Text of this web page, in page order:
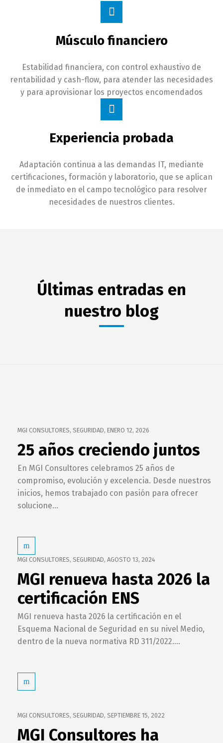
Músculo financiero
Estabilidad financiera, con control exhaustivo de
rentabilidad y cash-flow, para atender las necesidades
y para aprovisionar los proyectos encomendados
Experiencia probada
Adaptación continua a las demandas IT, mediante
certificaciones, formación y laboratorio, que se aplican
de inmediato en el campo tecnológico para resolver
necesidades de nuestros clientes.
Últimas entradas en
nuestro blog
MGI CONSULTORES, SEGURIDAD, ENERO 12, 2026
25 años creciendo juntos
En MGI Consultores celebramos 25 años de
compromiso, evolución y excelencia. Desde nuestros
inicios, hemos trabajado con pasión para ofrecer
solucione...
MGI CONSULTORES, SEGURIDAD, AGOSTO 13, 2024
MGI renueva hasta 2026 la
certificación ENS
MGI renueva hasta 2026 la certificación en el
Esquema Nacional de Seguridad en su nivel Medio,
dentro de la nueva normativa RD 311/2022....
MGI CONSULTORES, SEGURIDAD, SEPTIEMBRE 15, 2022
MGI Consultores ha